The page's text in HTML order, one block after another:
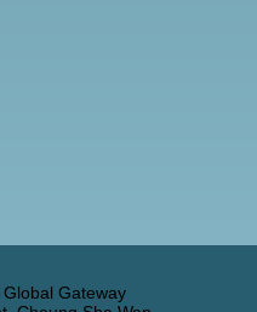
Gateway